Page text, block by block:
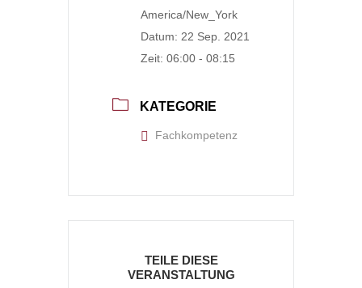
America/New_York
Datum: 22 Sep. 2021
Zeit: 06:00 - 08:15
KATEGORIE
Fachkompetenz
TEILE DIESE
VERANSTALTUNG